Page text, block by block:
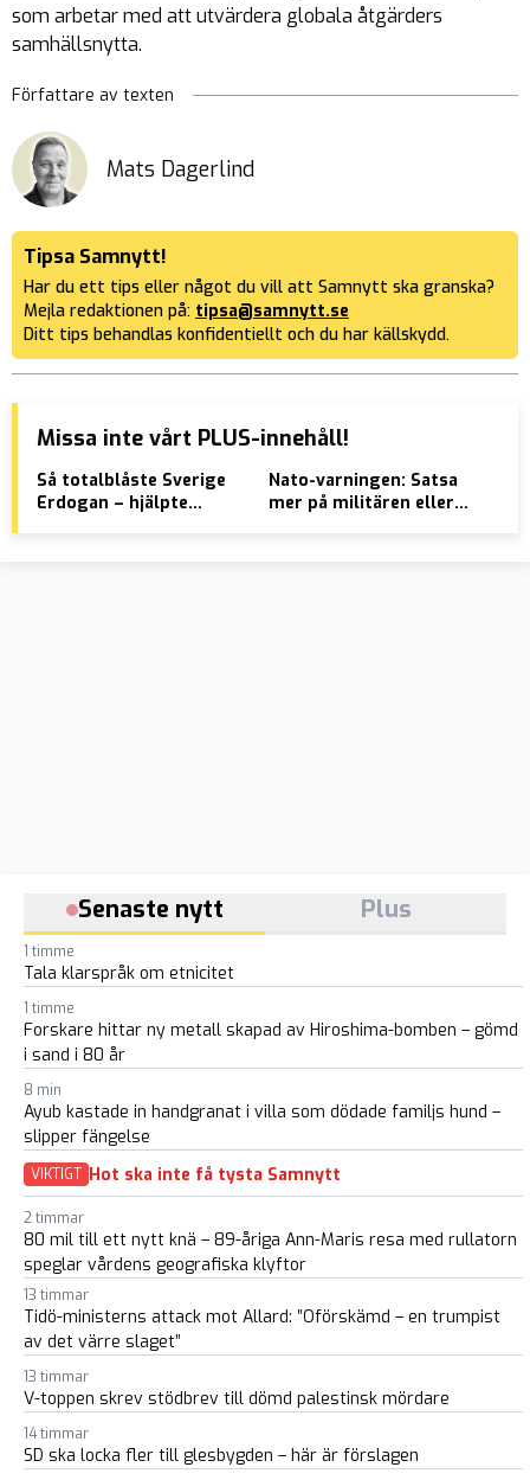
som arbetar med att utvärdera globala åtgärders
samhällsnytta.
Författare av texten
Mats Dagerlind
Tipsa Samnytt!
Har du ett tips eller något du vill att Samnytt ska granska?
Mejla redaktionen på: tipsa@samnytt.se
Ditt tips behandlas konfidentiellt och du har källskydd.
Missa inte vårt PLUS-innehåll!
Så totalblåste Sverige
Erdogan – hjälpte
Nato-varningen: Satsa
mer på militären eller
Senaste nytt Plus
1 timme
Tala klarspråk om etnicitet
1 timme
Forskare hittar ny metall skapad av Hiroshima-bomben – gömd
i sand i 80 år
8 min
Ayub kastade in handgranat i villa som dödade familjs hund –
slipper fängelse
VIKTIGT Hot ska inte få tysta Samnytt
2 timmar
80 mil till ett nytt knä – 89-åriga Ann-Maris resa med rullatorn
speglar vårdens geografiska klyftor
13 timmar
Tidö-ministerns attack mot Allard: ”Oförskämd – en trumpist
av det värre slaget”
13 timmar
V-toppen skrev stödbrev till dömd palestinsk mördare
14 timmar
SD ska locka fler till glesbygden – här är förslagen